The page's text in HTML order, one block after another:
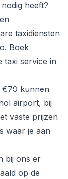
heeft?
taxidiensten
Boek
taxi service in
kunnen
airport, bij
vaste prijzen
waar je aan
bij ons er
op de